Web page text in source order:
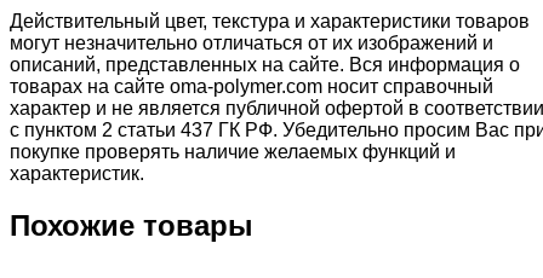
Действительный цвет, текстура и характеристики товаров
могут незначительно отличаться от их изображений и
описаний, представленных на сайте. Вся информация о
товарах на сайте oma-polymer.com носит справочный
характер и не является публичной офертой в соответствии
с пунктом 2 статьи 437 ГК РФ. Убедительно просим Вас
покупке проверять наличие желаемых функций и
характеристик.
Похожие товары